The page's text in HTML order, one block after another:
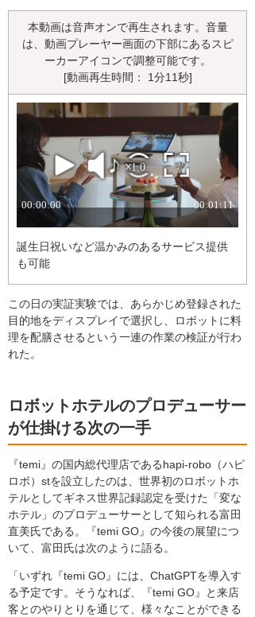
本動画は音声オンで再生されます。音量
は、動画プレーヤー画面の下部にあるスピ
ーカーアイコンで調整可能です。
[動画再生時間： 1分11秒]
誕生日祝いなど温かみのあるサービス提供
も可能
この日の実証実験では、あらかじめ登録された
目的地をディスプレイで選択し、ロボットに料
理を配膳させるという一連の作業の検証が行わ
れた。
ロボットホテルのプロデューサー
が仕掛ける次の一手
『temi』の国内総代理店であるhapi-robo（ハピ
ロボ）stを設立したのは、世界初のロボットホ
テルとしてギネス世界記録認定を受けた「変な
ホテル」のプロデューサーとして知られる富田
直美氏である。『temi GO』の今後の展望につ
いて、富田氏は次のように語る。
「いずれ『temi GO』には、ChatGPTを導入す
る予定です。そうなれば、『temi GO』と来店
客とのやりとりを通じて、様々なことができる